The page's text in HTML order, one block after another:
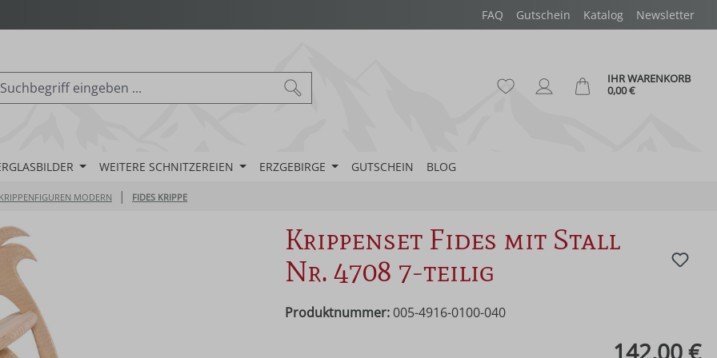
FAQ Gutschein Katalog Newsletter
Du hast 0 Produkte auf dem
IHR WARENKORB
0,00 €
WEITERE SCHNITZEREIEN ERZGEBIRGE GUTSCHEIN BLOG
KRIPPENFIGUREN MODERN | FIDES KRIPPE
Krippenset Fides mit Stall
Nr. 4708 7-teilig
Produktnummer: 005-4916-0100-040
142,00 €